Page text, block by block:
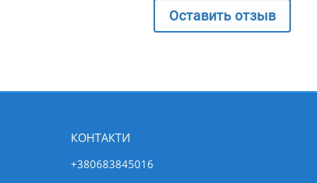
Оставить отзыв
КОНТАКТИ
+380683845016